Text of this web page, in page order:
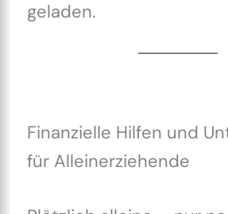
geladen.
Finanzielle Hilfen und
für Alleinerziehende